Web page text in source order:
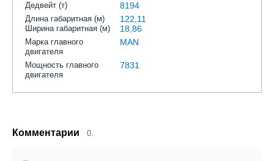
Дедвейт (т) 8194
Длина габаритная (м) 122,11
Ширина габаритная (м) 18,86
Марка главного
двигателя
MAN
Мощность главного
двигателя
7831
Комментарии 0.